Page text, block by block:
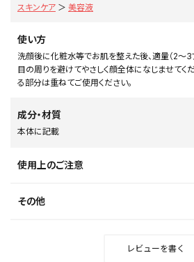
スキンケア ＞ 美容液
使い方
洗顔後に化粧水等でお肌を整えた後、適量（2～3
目の周りを避けてやさしく顔全体になじませてく
る部分は重ねてご使用ください。
成分・材質
本体に記載
使用上のご注意
その他
レビューを書く